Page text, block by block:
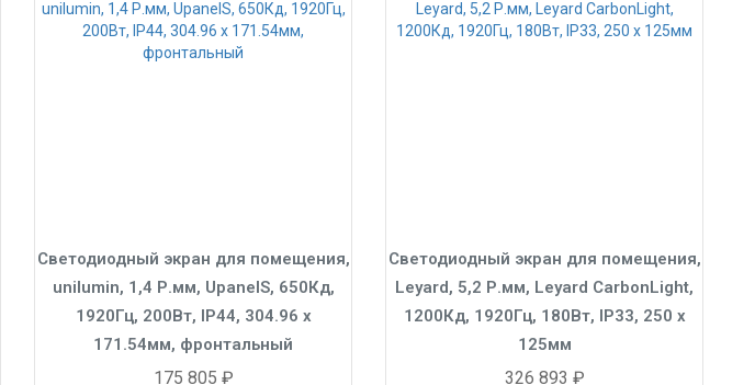
Светодиодный экран для помещения,
unilumin, 1,4 Р.мм, UpanelS, 650Кд,
1920Гц, 200Вт, IP44, 304.96 x
171.54мм, фронтальный
175 805 ₽
Светодиодный экран для помещения,
Leyard, 5,2 Р.мм, Leyard CarbonLight,
1200Кд, 1920Гц, 180Вт, IP33, 250 x
125мм
326 893 ₽